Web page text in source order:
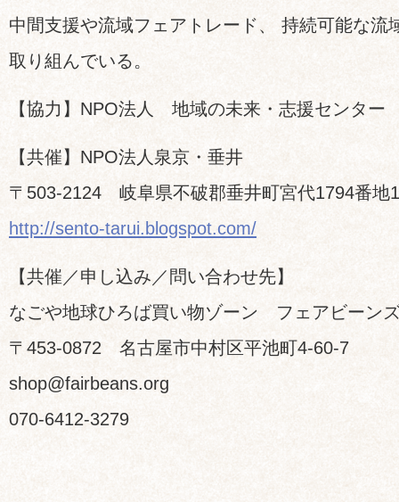
中間支援や流域フェアトレード、 持続可能な流
取り組んでいる。
【協力】NPO法人 地域の未来・志援センター
【共催】NPO法人泉京・垂井
〒503-2124 岐阜県不破郡垂井町宮代1794番地1
http://sento-tarui.blogspot.com/
【共催／申し込み／問い合わせ先】
なごや地球ひろば買い物ゾーン フェアビーン
〒453-0872 名古屋市中村区平池町4-60-7
shop@fairbeans.org
070-6412-3279